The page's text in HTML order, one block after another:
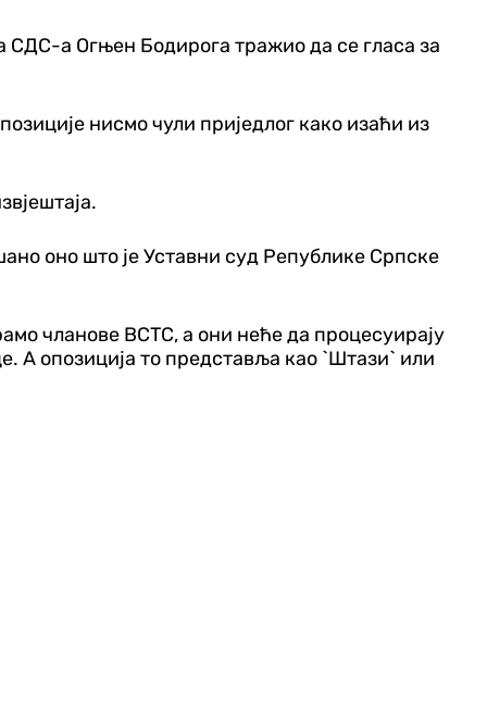
СДС-а Огњен Бодирога тражио да се гласа за
нисмо чули приједлог како изаћи из
оно што је Уставни суд Републике Српске
чланове ВСТС, а они неће да процесуирају
А опозиција то представља као `Штази` или